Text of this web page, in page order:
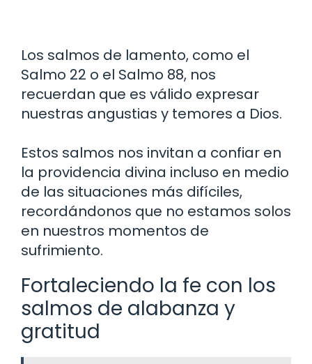
Los salmos de lamento, como el
Salmo 22 o el Salmo 88, nos
recuerdan que es válido expresar
nuestras angustias y temores a Dios.
Estos salmos nos invitan a confiar en
la providencia divina incluso en medio
de las situaciones más difíciles,
recordándonos que no estamos solos
en nuestros momentos de
sufrimiento.
Fortaleciendo la fe con los
salmos de alabanza y
gratitud